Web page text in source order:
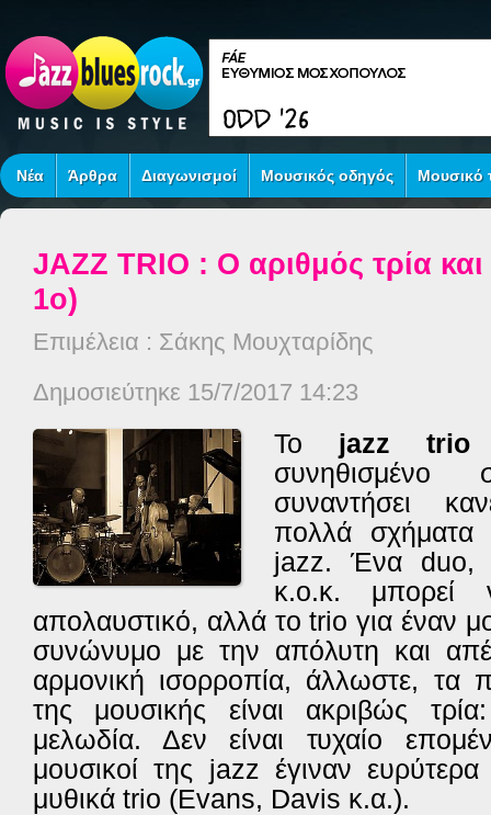
Νέα Άρθρα Διαγωνισμοί Μουσικός οδηγός Μουσικό
JAZZ TRIO : Ο αριθμός τρία
1ο)
Επιμέλεια : Σάκης Μουχταρίδης
Δημοσιεύτηκε 15/7/2017 14:23
Το jazz trio
συναντήσει
πολλά σχήματα
jazz. Ένα duo,
κ.ο.κ. μπορεί
απολαυστικό, αλλά το trio για έναν
συνώνυμο με την απόλυτη και
αρμονική ισορροπία, άλλωστε, τα
της μουσικής είναι ακριβώς
μελωδία. Δεν είναι τυχαίο
μουσικοί της jazz έγιναν
μυθικά trio (Evans, Davis κ.α.).